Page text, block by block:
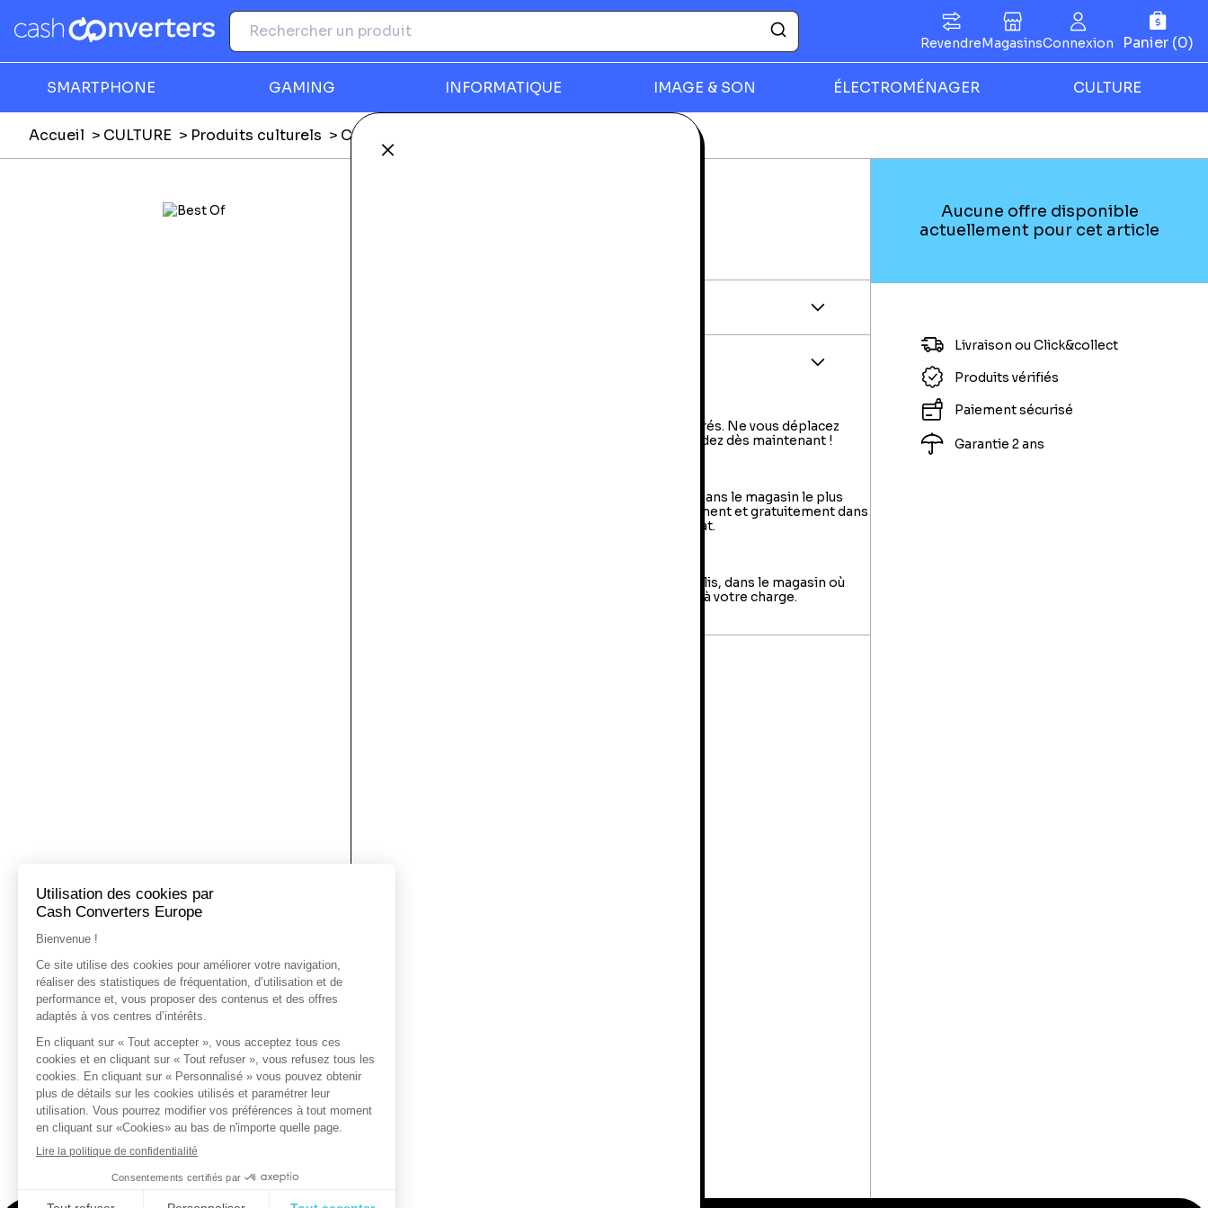
Panier (0)
RevendreMagasinsConnexion
SMARTPHONE GAMING INFORMATIQUE IMAGE & SON ÉLECTROMÉNAGER CULTURE
Fermer
Accueil CULTURE Produits culturels CD musique
Livraison à domicile : livraison sous 2 à 5 jours ouvrés. Ne vous déplacez
plus, votre colis arrive à votre domicile ! Commandez dès maintenant !
Le retrait en magasin : sélectionner vos produits dans le magasin le plus
proche de chez vous et retirer votre colis directement et gratuitement dans
le magasin au sein duquel vous avez effectué l’achat.
Vous avez jusqu'à 14 jours pour retourner votre colis, dans le magasin où
vous avez fait votre achat. Les frais de retour sont à votre charge.
Aucune offre disponible
actuellement pour cet article
Livraison ou Click&collect
Produits vérifiés
Paiement sécurisé
Garantie 2 ans